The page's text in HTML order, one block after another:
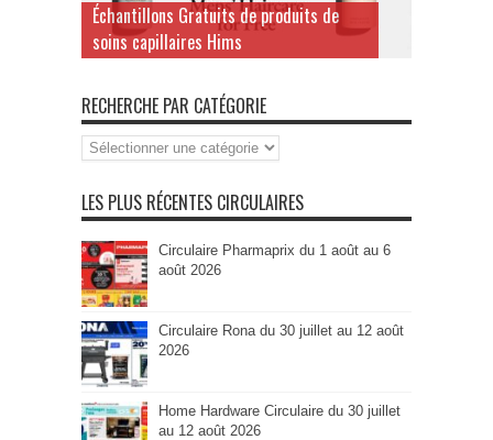
Échantillons Gratuits de produits de
soins capillaires Hims
RECHERCHE PAR CATÉGORIE
Recherche
par
LES PLUS RÉCENTES CIRCULAIRES
Circulaire Pharmaprix du 1 août au 6
août 2026
Circulaire Rona du 30 juillet au 12 août
2026
Home Hardware Circulaire du 30 juillet
au 12 août 2026